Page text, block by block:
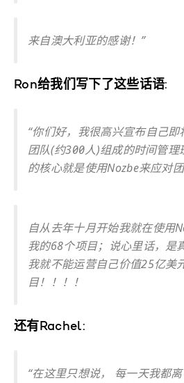
来自澳大利亚的感谢！”
Ron给我们写下了这些话语:
“你们好，我很高兴宣布自己
团队(约300人)组成的时间管
的核心就是使用Nozbe来应对
自从去年十月开始我就在使用
我的68个项目；说心里话，是
我就不能运营自己价值25亿美
目！！！！
还有Rachel:
“在这里只想说， 每一天我都